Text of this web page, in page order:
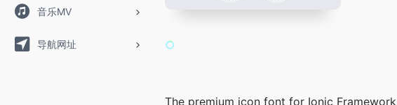
音乐MV
导航网址
The premium icon font for Ionic Framework